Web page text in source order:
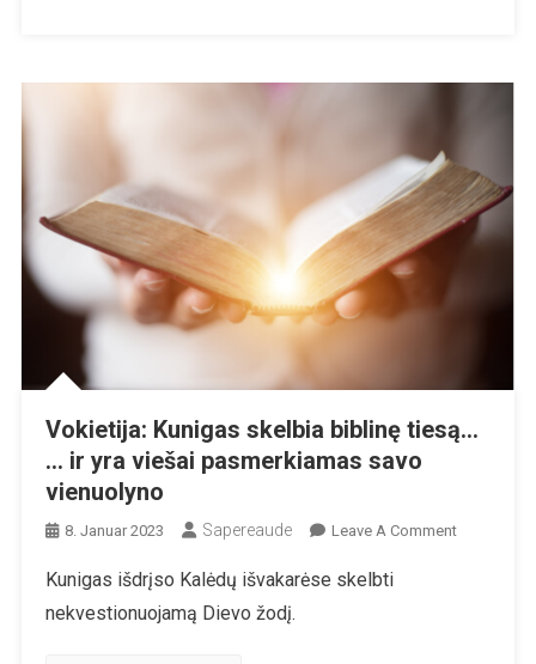
Vokietija: Kunigas skelbia biblinę tiesą…
… ir yra viešai pasmerkiamas savo
vienuolyno
8. Januar 2023 Sapereaude Leave A CommentOn
Kunigas išdrįso Kalėdų išvakarėse skelbti
nekvestionuojamą Dievo žodį.